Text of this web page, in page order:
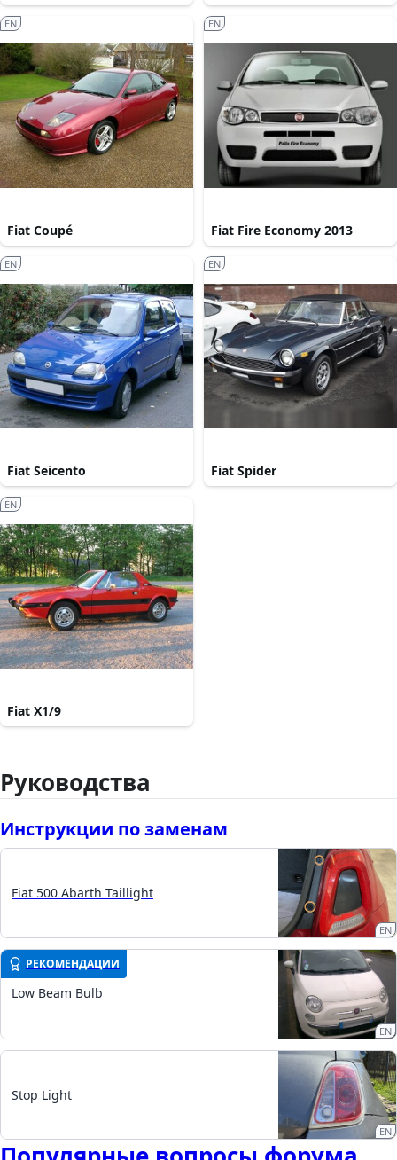
Fiat Coupé
EN
Fiat Fire Economy 2013
EN
Fiat Seicento
EN
Fiat Spider
EN
Fiat X1/9
EN
Руководства
Инструкции по заменам
Fiat 500 Abarth Taillight
EN
РЕКОМЕНДАЦИИ
Low Beam Bulb
EN
Stop Light
EN